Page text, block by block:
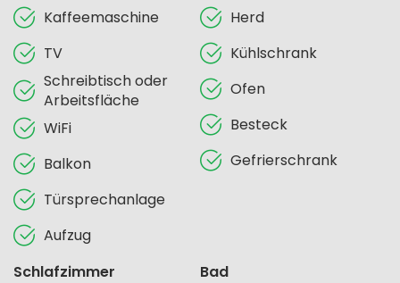
Kaffeemaschine
TV
Schreibtisch oder
Arbeitsfläche
WiFi
Balkon
Türsprechanlage
Aufzug
Herd
Kühlschrank
Ofen
Besteck
Gefrierschrank
Schlafzimmer
Bad